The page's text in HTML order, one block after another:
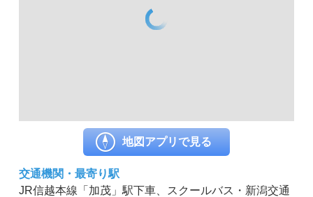
地図アプリで見る
交通機関・最寄り駅
JR信越本線「加茂」駅下車、スクールバス・新潟交通